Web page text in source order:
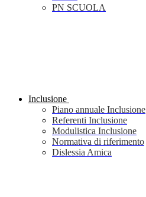
PN SCUOLA
Inclusione
Piano annuale Inclusione
Referenti Inclusione
Modulistica Inclusione
Normativa di riferimento
Dislessia Amica